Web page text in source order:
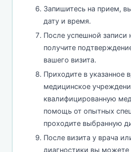
Запишитесь на прием,
дату и время.
После успешной записи
получите
вашего визита.
Приходите в указанное
медицинское
квалифицированную
помощь от опытных
проходите выбранную
После визита у врача
диагностики вы можете